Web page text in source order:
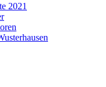
2021